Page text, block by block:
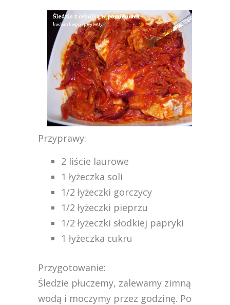
Przyprawy:
2 liście laurowe
1 łyżeczka soli
1/2 łyżeczki gorczycy
1/2 łyżeczki pieprzu
1/2 łyżeczki słodkiej papryki
1 łyżeczka cukru
Przygotowanie:
Śledzie płuczemy, zalewamy zimną
wodą i moczymy przez godzinę. Po